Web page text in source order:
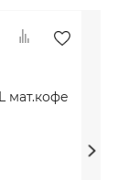
мат.кофе